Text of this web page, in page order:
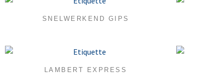
SNELWERKEND GIPS
LAMBERT EXPRESS